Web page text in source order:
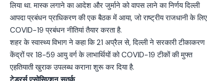
लिया था. मास्क लगाने का आदेश और जुर्माने को वापस लाने का निर्णय दिल्ली
आपदा प्रबंधन प्राधिकरण की एक बैठक में आया, जो राष्ट्रीय राजधानी के लिए
COVID-19 प्रबंधन नीतियां तैयार करता है.
शहर के स्वास्थ्य विभाग ने कहा कि 21 अप्रैल से, दिल्ली ने सरकारी टीकाकरण
केंद्रों पर 18-59 आयु वर्ग के लाभार्थियों को COVID-19 टीकों की मुफ्त
एहतियाती खुराक उपलब्ध कराना शुरू कर दिया है.